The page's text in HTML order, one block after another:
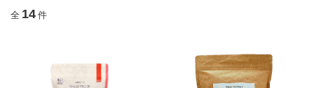
全 14 件